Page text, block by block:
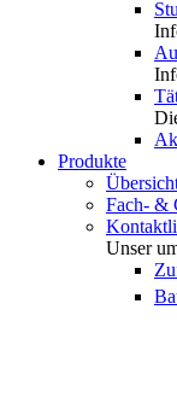
Produkte
Fach- &
Unser